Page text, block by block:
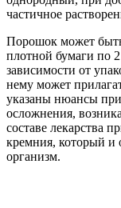
частичное
Порошок может
плотной бумаги по
зависимости от
нему может
указаны нюансы
осложнения,
составе лекарства
кремния, который и
организм.